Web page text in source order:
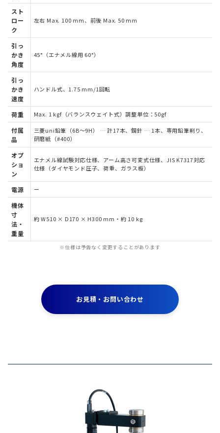
スト
ロー
ク
左右 Max. 100 mm、前後 Max. 50 mm
引っ
かき
角度
45°（エナメル線用 60°）
引っ
かき
速度
ハンドル式、1.75 mm/1回転
荷重 Max. 1 kgf（バランスウェイト式）調整単位：50gf
付属
品
三菱uni鉛筆（6B～9H） … 計17本、鋼針 … 1本、専用鉛筆削り、
研磨紙（#400）
オプ
ショ
ン
エナメル線試験対応仕様、アーム高さ可変式仕様、JIS K7317対応
仕様（ダイヤモンド圧子、荷重、ガラス板）
電源 ー
機体
寸
法・
重量
約 W510 × D170 × H300 mm・約 10 kg
※仕様は予告なく変更することがあります
お見積・お問い合わせ